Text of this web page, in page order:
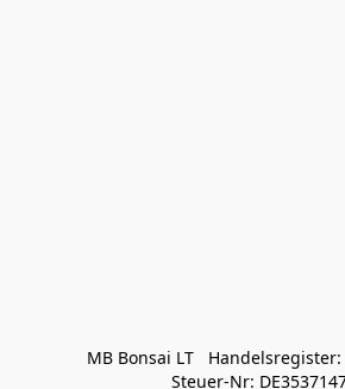
MB Bonsai LT
Steuer-Nr: